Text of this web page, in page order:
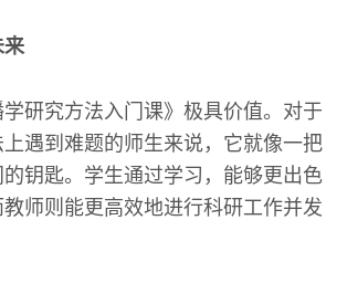
来
研究方法入门课》极具价值。对于
遇到难题的师生来说，它就像一把
钥匙。学生通过学习，能够更出色
师则能更高效地进行科研工作并发